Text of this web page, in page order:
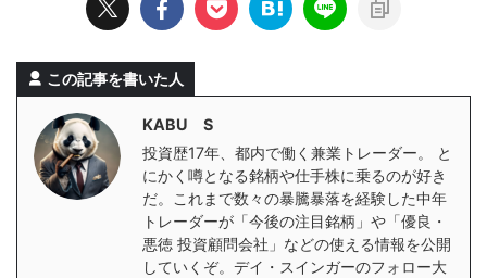
この記事を書いた人
KABU S
投資歴17年、都内で働く兼業トレーダー。 と
にかく噂となる銘柄や仕手株に乗るのが好き
だ。これまで数々の暴騰暴落を経験した中年
トレーダーが「今後の注目銘柄」や「優良・
悪徳 投資顧問会社」などの使える情報を公開
していくぞ。デイ・スインガーのフォロー大